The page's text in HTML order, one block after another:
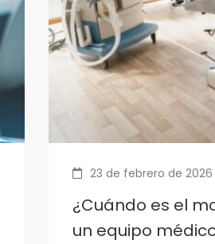
23 de febrero de 2026
¿Cuándo es el
un equipo